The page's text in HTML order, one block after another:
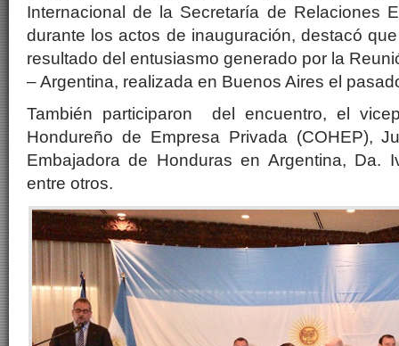
Internacional de la Secretaría de Relaciones
durante los actos de inauguración, destacó
resultado del entusiasmo generado por la
– Argentina, realizada en Buenos Aires el
También participaron del encuentro, el
Hondureño de Empresa Privada (COHEP),
Embajadora de Honduras en Argentina, Da.
entre otros.